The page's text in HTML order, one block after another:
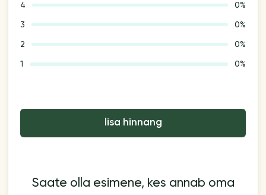
4 0%
3 0%
2 0%
1 0%
lisa hinnang
Saate olla esimene, kes annab oma